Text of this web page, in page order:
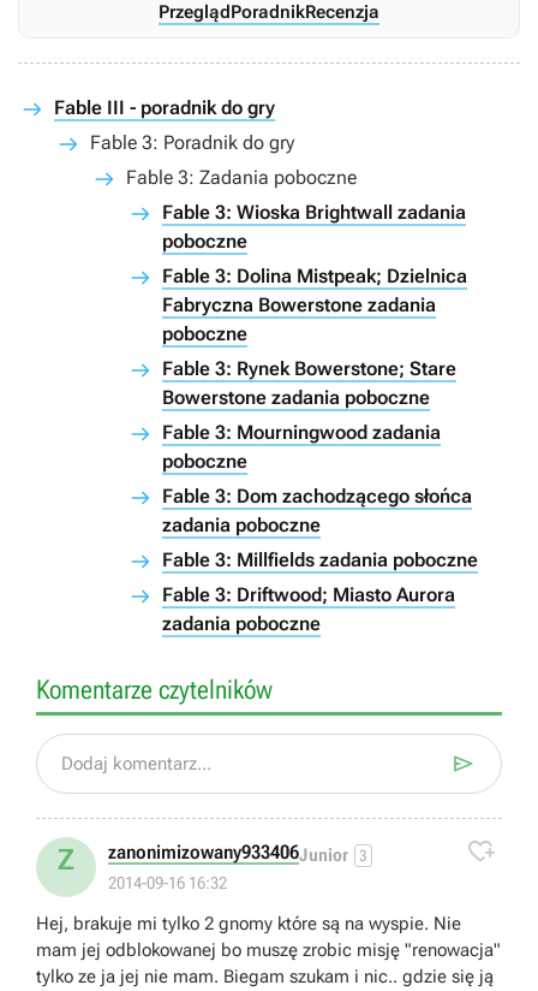
PrzeglądPoradnikRecenzja
Fable III - poradnik do gry
Fable 3: Poradnik do gry
Fable 3: Zadania poboczne
Fable 3: Wioska Brightwall zadania
poboczne
Fable 3: Dolina Mistpeak; Dzielnica
Fabryczna Bowerstone zadania
poboczne
Fable 3: Rynek Bowerstone; Stare
Bowerstone zadania poboczne
Fable 3: Mourningwood zadania
poboczne
Fable 3: Dom zachodzącego słońca
zadania poboczne
Fable 3: Millfields zadania poboczne
Fable 3: Driftwood; Miasto Aurora
zadania poboczne
Komentarze czytelników
Dodaj komentarz... 
Z zanonimizowany933406Junior 3
2014-09-16 16:32

Hej, brakuje mi tylko 2 gnomy które są na wyspie. Nie
mam jej odblokowanej bo muszę zrobic misję "renowacja"
tylko ze ja jej nie mam. Biegam szukam i nic.. gdzie się ją